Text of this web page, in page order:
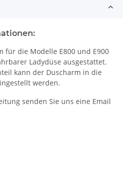
für die Modelle E800 und E900
Ladydüse ausgestattet.
kann der Duscharm in die
werden.
senden Sie uns eine Email